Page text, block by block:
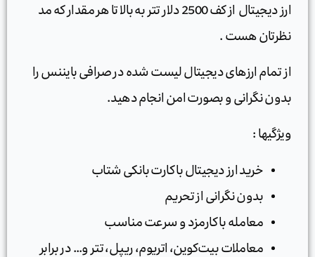
ارز دیجیتال از کف 2500 دلار تتر به بالا تا هر مقدار که مد
نظرتان هست .
از تمام ارزهای دیجیتال لیست شده در صرافی بایننس را
بدون نگرانی و بصورت امن انجام دهید.
ویژگیها :
خرید ارز دیجیتال با کارت بانکی شتاب
بدون نگرانی از تحریم
معامله با کارمزد و سرعت مناسب
معاملات بیت‌کوین، اتریوم، ریپل، تتر و… در برابر